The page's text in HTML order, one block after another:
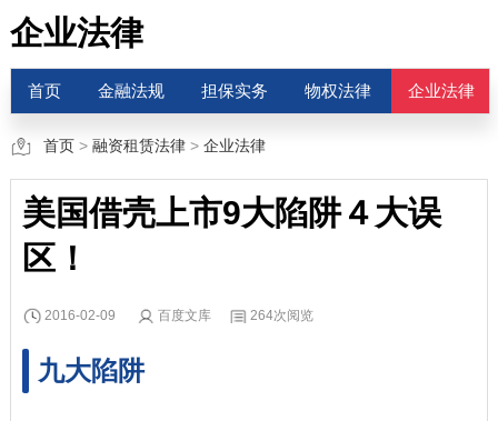
企业法律
首页 金融法规 担保实务 物权法律 企业法律
首页> 融资租赁法律> 企业法律
美国借壳上市9大陷阱４大误
区！
2016-02-09 百度文库 264次阅览
九大陷阱